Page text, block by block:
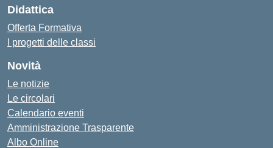
Didattica
Offerta Formativa
I progetti delle classi
Novità
Le notizie
Le circolari
Calendario eventi
Amministrazione Trasparente
Albo Online